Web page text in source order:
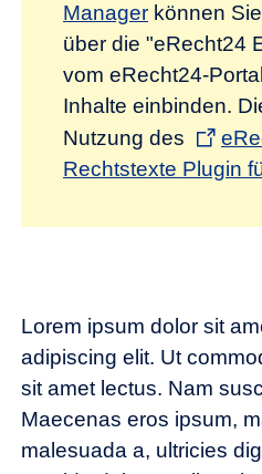
Manager können
über die "eRecht24
vom eRecht24-
Inhalte einbinden.
Nutzung des
Rechtstexte Plugin
Lorem ipsum dolor sit
adipiscing elit. Ut
sit amet lectus. Nam
Maecenas eros ipsum,
malesuada a, ultricies